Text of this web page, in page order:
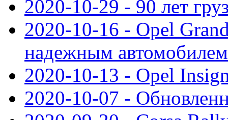
2020-10-29 - 90 лет
2020-10-16 - Opel
надежным автомобилем
2020-10-13 - Opel
2020-10-07 -